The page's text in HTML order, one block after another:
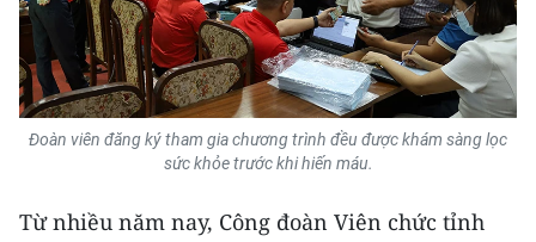
TIN MỚI
TIN ĐỊA PHƯƠNG
Trung du và miền núi phía Bắc
Đồng bằng sông Hồng
Đoàn viên đăng ký tham gia chương trình đều được khám sàng lọc
sức khỏe trước khi hiến máu.
Từ nhiều năm nay, Công đoàn Viên chức tỉnh